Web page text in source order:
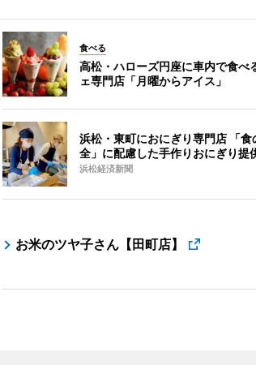
食べる
高松・ハローズ円座に車内で食べ
ェ専門店「月曜からアイス」
浜松・東町におにぎり専門店 「食
全」に配慮した手作りおにぎり提
浜松経済新聞
お米のツヤ子さん【田町店】